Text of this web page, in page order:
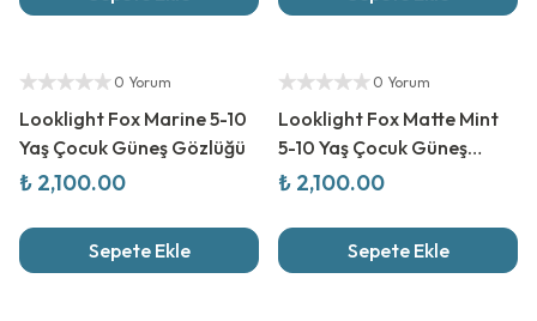
0 Yorum
Looklight Fox Marine 5-10
Yaş Çocuk Güneş Gözlüğü
₺ 2,100.00
Sepete Ekle
0 Yorum
Looklight Fox Matte Mint
5-10 Yaş Çocuk Güneş
Gözlüğü
₺ 2,100.00
Sepete Ekle